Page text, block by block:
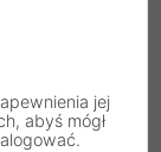
chłodzenia
jej
abyś mógł